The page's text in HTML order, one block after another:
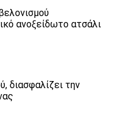
ανοξείδωτο ατσάλι
διασφαλίζει την